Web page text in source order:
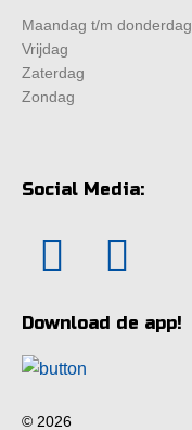
Maandag t/m donderdag
Vrijdag
Zaterdag
Zondag
Social Media:
Download de app!
© 2026